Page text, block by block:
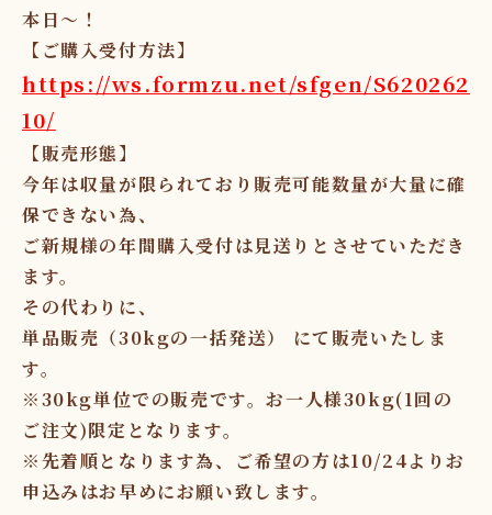
本日～！
【ご購入受付方法】
https://ws.formzu.net/sfgen/S620262
10/
【販売形態】
今年は収量が限られており販売可能数量が大量に確
保できない為、
ご新規様の年間購入受付は見送りとさせていただき
ます。
その代わりに、
単品販売（30kgの一括発送）
にて販売いたしま
す。
※30kg単位での販売です。お一人様30kg(1回の
ご注文)限定となります。
※先着順となります為、ご希望の方は10/24よりお
申込みはお早めにお願い致します。